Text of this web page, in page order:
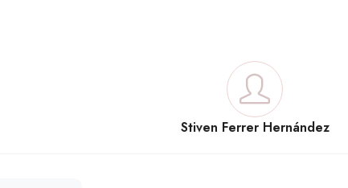
Stiven Ferrer Hernández